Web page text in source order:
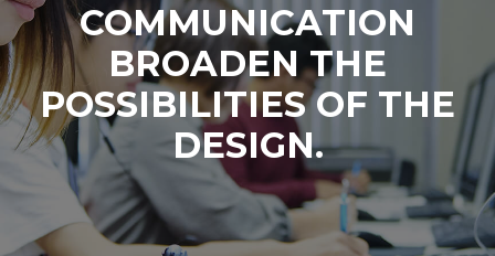
COMMUNICATION
BROADEN THE
POSSIBILITIES OF THE
DESIGN.